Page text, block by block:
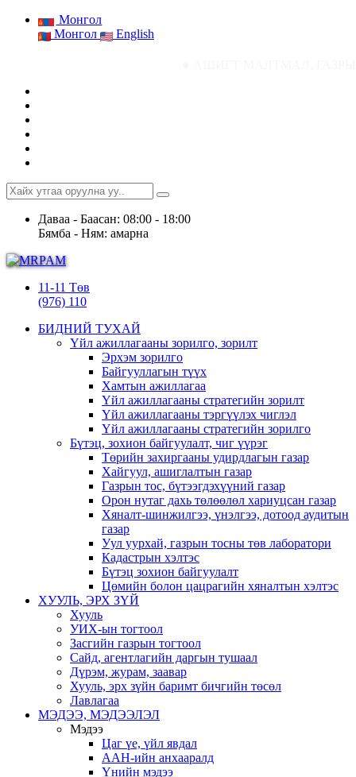
Монгол
Монгол
English
Даваа - Баасан: 08:00 - 18:00
Бямба - Ням: амарна
11-11 Төв
(976) 110
БИДНИЙ ТУХАЙ
Үйл ажиллагааны зорилго, зорилт
Эрхэм зорилго
Байгууллагын түүх
Хамтын ажиллагаа
Үйл ажиллагааны стратегийн зорилт
Үйл ажиллагааны тэргүүлэх чиглэл
Үйл ажиллагааны стратегийн зорилго
Бүтэц, зохион байгуулалт, чиг үүрэг
Төрийн захиргааны удирдлагын газар
Хайгуул, ашиглалтын газар
Газрын тос, бүтээгдэхүүний газар
Орон нутаг дахь төлөөлөл хариуцсан газар
Хяналт-шинжилгээ, үнэлгээ, дотоод аудитын
газар
Уул уурхай, газрын тосны төв лаборатори
Кадастрын хэлтэс
Бүтэц зохион байгуулалт
Цөмийн болон цацрагийн хяналтын хэлтэс
ХУУЛЬ, ЭРХ ЗҮЙ
Хууль
УИХ-ын тогтоол
Засгийн газрын тогтоол
Сайд, агентлагийн даргын тушаал
Дүрэм, журам, заавар
Хууль, эрх зүйн баримт бичгийн төсөл
Лавлагаа
МЭДЭЭ, МЭДЭЭЛЭЛ
Мэдээ
Цаг үе, үйл явдал
ААН-ийн анхааралд
Үнийн мэдээ